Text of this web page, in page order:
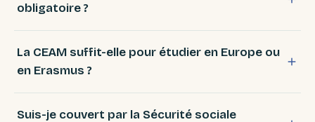
obligatoire ?
La CEAM suffit-elle pour étudier en Europe ou
en Erasmus ?
Suis-je couvert par la Sécurité sociale